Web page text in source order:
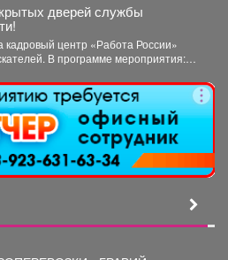
дверей службы
кадровый центр «Работа России»
мероприятия: